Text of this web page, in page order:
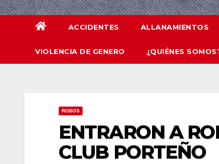
ACCIDENTES ALLANAMIENTOS
VIOLENCIA DE GENERO ¿QUIÉNES
ROBOS
ENTRARON A
CLUB PORTEÑO